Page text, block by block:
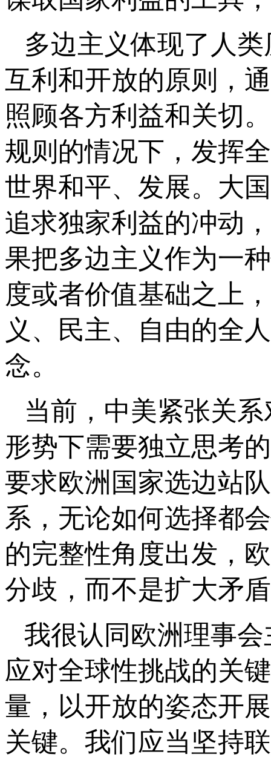
多边主义体现了人
互利和开放的原则，
照顾各方利益和关切
规则的情况下，发挥
世界和平、发展。大
追求独家利益的冲动
果把多边主义作为一
度或者价值基础之上
义、民主、自由的全
念。
当前，中美紧张关
形势下需要独立思考
要求欧洲国家选边站
系，无论如何选择都
的完整性角度出发，
分歧，而不是扩大矛
我很认同欧洲理事
应对全球性挑战的关
量，以开放的姿态开
关键。我们应当坚持